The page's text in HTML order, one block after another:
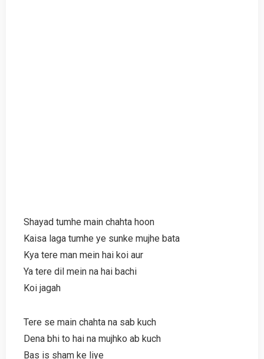
Shayad tumhe main chahta hoon
Kaisa laga tumhe ye sunke mujhe bata
Kya tere man mein hai koi aur
Ya tere dil mein na hai bachi
Koi jagah
Tere se main chahta na sab kuch
Dena bhi to hai na mujhko ab kuch
Bas is sham ke liye